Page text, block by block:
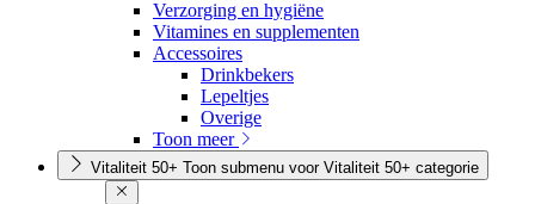
Verzorging en hygiëne
Vitamines en supplementen
Accessoires
Drinkbekers
Lepeltjes
Overige
Toon meer
Vitaliteit 50+ Toon submenu voor Vitaliteit 50+ categorie